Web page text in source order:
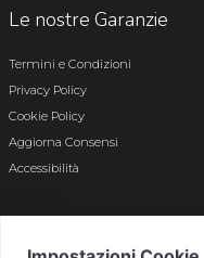
Le nostre Garanzie
Termini e Condizioni
Privacy Policy
Cookie Policy
Aggiorna Consensi
Accessibilità